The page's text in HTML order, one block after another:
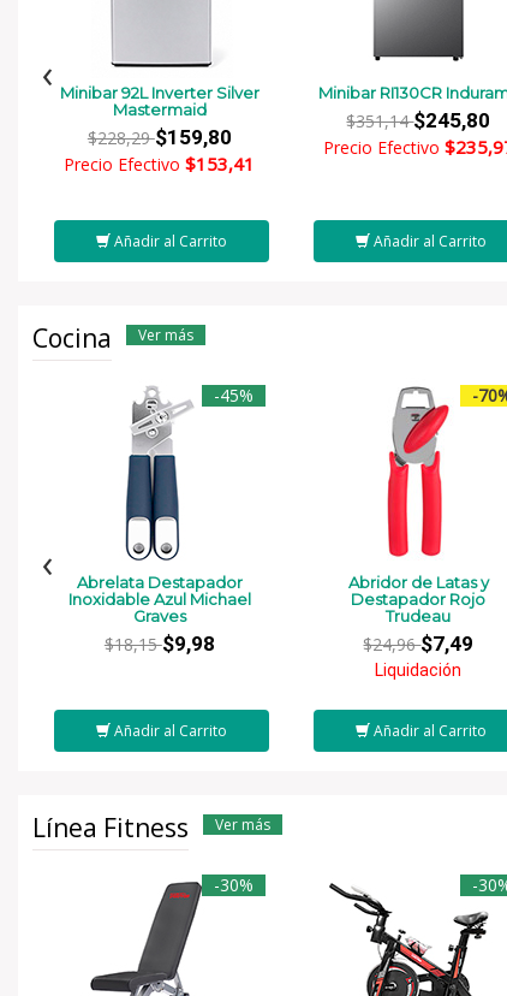
Minibar 92L Inverter Silver
Mastermaid
$228,29$159,80
Precio Efectivo$153,41
Añadir al Carrito
Minibar RI130CR
$351,14$245,80
Precio Efectivo
Añadir al Carrito
‹
Cocina Ver más
-45%
Abrelata Destapador
Inoxidable Azul Michael
Graves
$18,15$9,98
Añadir al Carrito
-
Abridor de Latas y
Destapador Rojo
Trudeau
$24,96$7,49
Liquidación
Añadir al Carrito
‹
Línea Fitness Ver más
-30% -